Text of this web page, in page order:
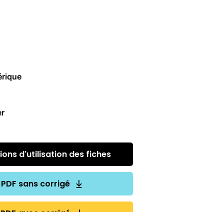
d'utilisation des fiches
PDF sans corrigé